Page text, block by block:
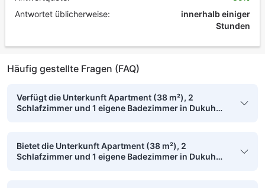
Antwortet üblicherweise:
innerhalb einiger
Stunden
Häufig gestellte Fragen (FAQ)
Verfügt die Unterkunft Apartment (38 m²), 2
Schlafzimmer und 1 eigene Badezimmer in Dukuh
Bietet die Unterkunft Apartment (38 m²), 2
Schlafzimmer und 1 eigene Badezimmer in Dukuh